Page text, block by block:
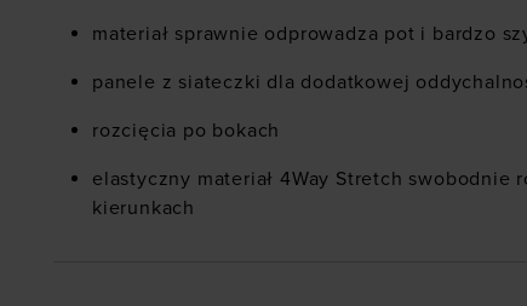
materiał sprawnie odprowadza pot i bardzo
panele z siateczki dla dodatkowej
rozcięcia po bokach
elastyczny materiał 4Way Stretch swobodnie
kierunkach